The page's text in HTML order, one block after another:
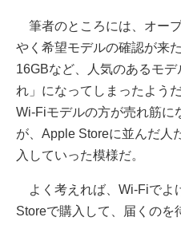
筆者のところには、オー
やく希望モデルの確認が来
16GBなど、人気のあるモ
れ」になってしまったよう
Wi-Fiモデルの方が売れ筋に
が、Apple Storeに並んだ人
入していった模様だ。
よく考えれば、Wi-Fiでよ
Storeで購入して、届くのを